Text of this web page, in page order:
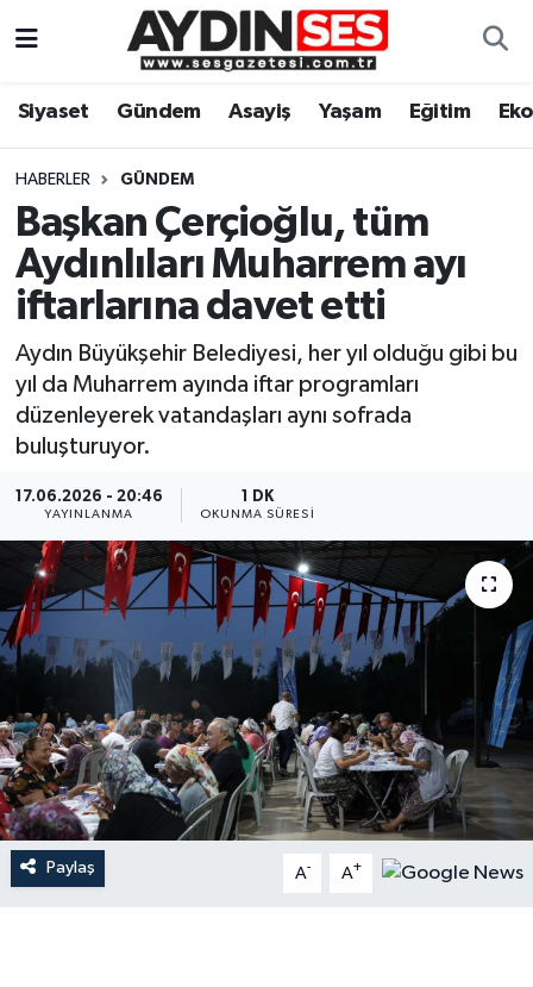
Siyaset Gündem Asayiş Yaşam Eğitim
HABERLER GÜNDEM
Başkan Çerçioğlu, tüm
Aydınlıları Muharrem ayı
iftarlarına davet etti
Aydın Büyükşehir Belediyesi, her yıl olduğu gibi bu
yıl da Muharrem ayında iftar programları
düzenleyerek vatandaşları aynı sofrada
buluşturuyor.
17.06.2026 - 20:46
YAYINLANMA
1 DK
OKUNMA SÜRESI
Paylaş A- A+
Gündem
Siyaset
Ekonomi
Eğitim
Kültür Sanat
Spor
Aydın Hava Durumu
Aydin Namaz Vakitleri
Aydın Trafik Yoğunluk Haritası
Tüm Manşetler
Son Dakika Haberleri
Haber Arşivi